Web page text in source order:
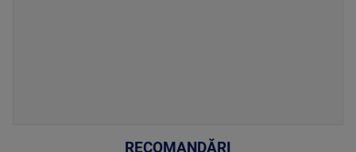
RECOMANDĂRI